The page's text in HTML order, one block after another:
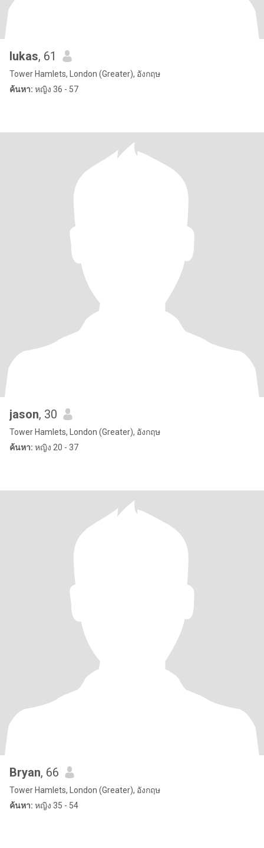
lukas, 61
Tower Hamlets, London (Greater), อังกฤษ
ค้นหา: หญิง 36 - 57
jason, 30
Tower Hamlets, London (Greater), อังกฤษ
ค้นหา: หญิง 20 - 37
Bryan, 66
Tower Hamlets, London (Greater), อังกฤษ
ค้นหา: หญิง 35 - 54